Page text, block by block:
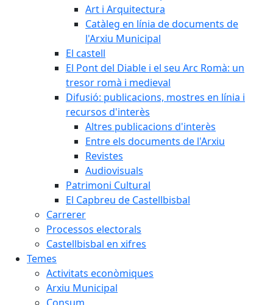
Art i Arquitectura
Catàleg en línia de documents de
l'Arxiu Municipal
El castell
El Pont del Diable i el seu Arc Romà: un
tresor romà i medieval
Difusió: publicacions, mostres en línia i
recursos d'interès
Altres publicacions d'interès
Entre els documents de l'Arxiu
Revistes
Audiovisuals
Patrimoni Cultural
El Capbreu de Castellbisbal
Carrerer
Processos electorals
Castellbisbal en xifres
Temes
Activitats econòmiques
Arxiu Municipal